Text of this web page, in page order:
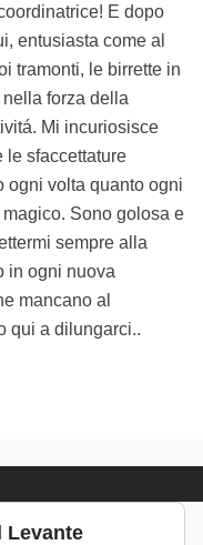
E dopo
entusiasta come al
tramonti, le birrette in
forza della
Mi incuriosisce
le sfaccettature
ogni volta quanto ogni
Sono golosa e
sempre alla
in ogni nuova
mancano al
qui a dilungarci..
Levante